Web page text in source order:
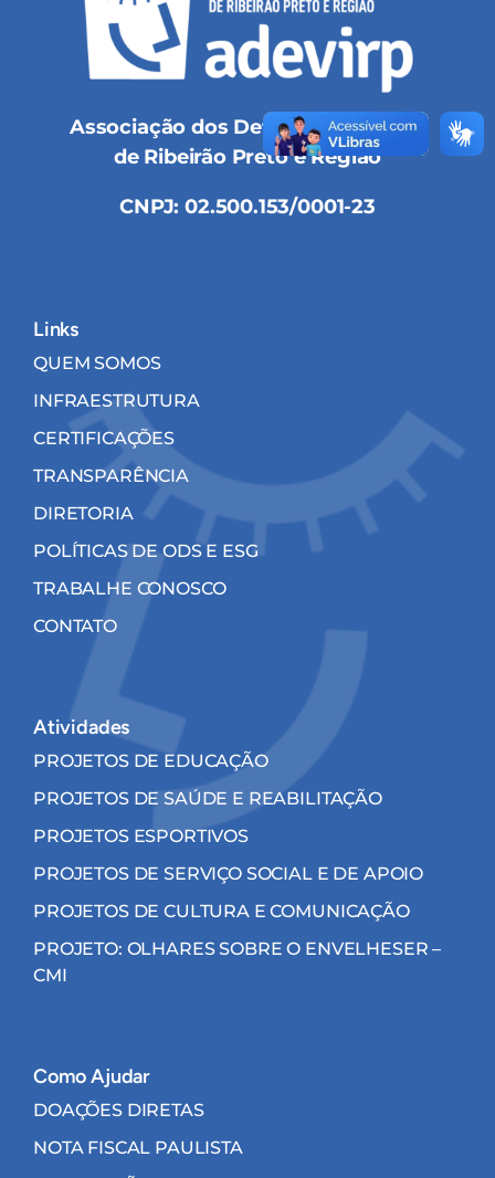
Associação dos Deficientes Visuais
de Ribeirão Preto e Região
CNPJ: 02.500.153/0001-23
Links
QUEM SOMOS
INFRAESTRUTURA
CERTIFICAÇÕES
TRANSPARÊNCIA
DIRETORIA
POLÍTICAS DE ODS E ESG
TRABALHE CONOSCO
CONTATO
Atividades
PROJETOS DE EDUCAÇÃO
PROJETOS DE SAÚDE E REABILITAÇÃO
PROJETOS ESPORTIVOS
PROJETOS DE SERVIÇO SOCIAL E DE APOIO
PROJETOS DE CULTURA E COMUNICAÇÃO
PROJETO: OLHARES SOBRE O ENVELHESER –
CMI
Como Ajudar
DOAÇÕES DIRETAS
NOTA FISCAL PAULISTA